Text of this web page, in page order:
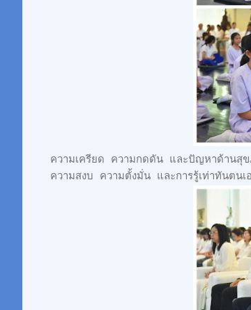
ความเครียด ความกดดัน และปัญหาด้านสุข
ความสงบ ความตั้งมั่น และการรู้เท่าทันตน